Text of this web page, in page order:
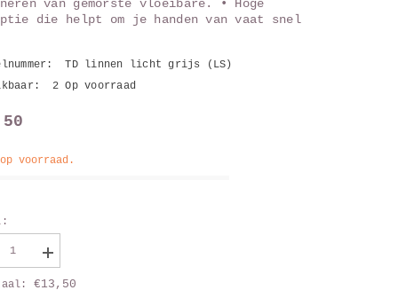
van gemorste vloeibare. • Hoge
die helpt om je handen van vaat snel
TD linnen licht grijs (LS)
2 Op voorraad
voorraad.
Vergroot
aantal
van
€13,50